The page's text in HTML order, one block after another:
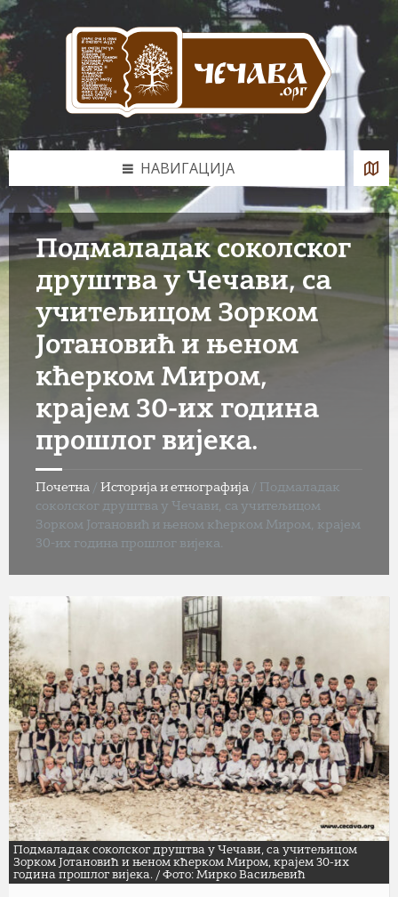
Skip
to
content
Skip
to
left
sidebar
Skip
to
footer
НАВИГАЦИЈА
Подмаладак соколског
друштва у Чечави, са
учитељицом Зорком
Јотановић и њеном
кћерком Миром,
крајем 30-их година
прошлог вијека.
Почетна / Историја и етнографија / Подмаладак
соколског друштва у Чечави, са учитељицом
Зорком Јотановић и њеном кћерком Миром, крајем
30-их година прошлог вијека.
Подмаладак соколског друштва у Чечави, са учитељицом
Зорком Јотановић и њеном кћерком Миром, крајем 30-их
година прошлог вијека. / Фото: Мирко Васиљевић